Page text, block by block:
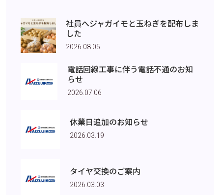
社員へジャガイモと玉ねぎを配布しま
した
2026.08.05
電話回線工事に伴う電話不通のお知
らせ
2026.07.06
休業日追加のお知らせ
2026.03.19
タイヤ交換のご案内
2026.03.03